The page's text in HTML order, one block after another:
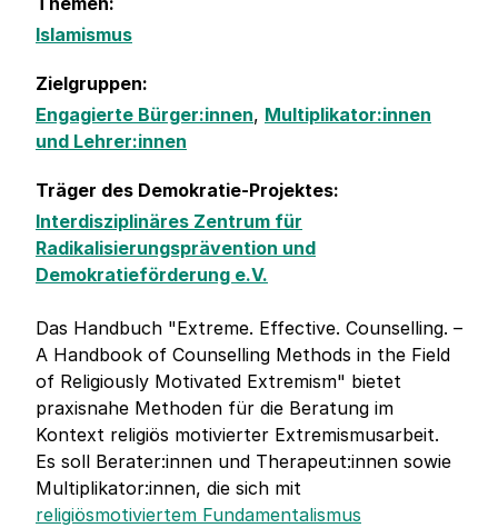
Islamismus
Zielgruppen:
Engagierte Bürger:innen, Multiplikator:innen
und Lehrer:innen
Träger des Demokratie-Projektes:
Interdisziplinäres Zentrum für
Radikalisierungsprävention und
Demokratieförderung e.V.
Das Handbuch "Extreme. Effective. Counselling. –
A Handbook of Counselling Methods in the Field
of Religiously Motivated Extremism" bietet
praxisnahe Methoden für die Beratung im
Kontext religiös motivierter Extremismusarbeit.
Es soll Berater:innen und Therapeut:innen sowie
Multiplikator:innen, die sich mit
religiösmotiviertem Fundamentalismus